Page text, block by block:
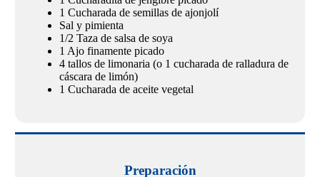
1 Cucharada de semillas de ajonjolí
Sal y pimienta
1/2 Taza de salsa de soya
1 Ajo finamente picado
4 tallos de limonaria (o 1 cucharada de ralladura de
cáscara de limón)
1 Cucharada de aceite vegetal
Preparación